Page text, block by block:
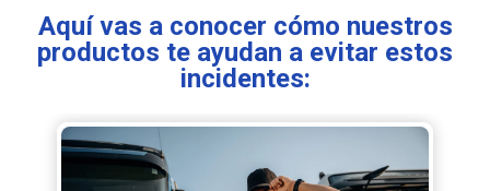
Aquí vas a conocer cómo nuestros
productos te ayudan a evitar estos
incidentes: